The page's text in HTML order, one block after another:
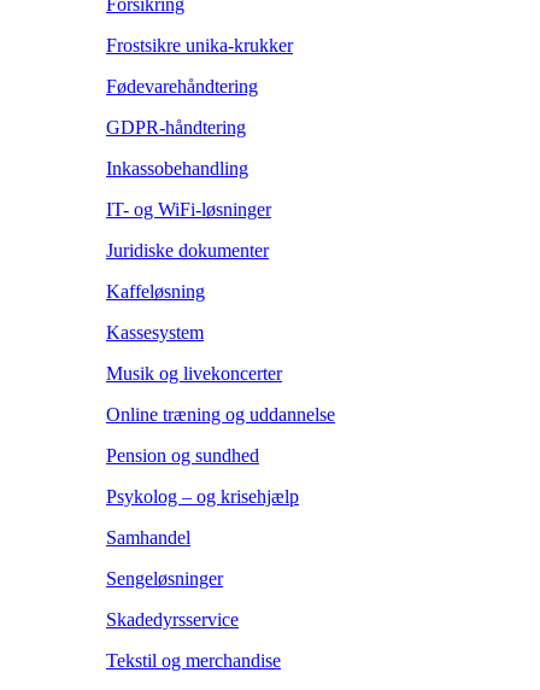
Forsikring
Frostsikre unika-krukker
Fødevarehåndtering
GDPR-håndtering
Inkassobehandling
IT- og WiFi-løsninger
Juridiske dokumenter
Kaffeløsning
Kassesystem
Musik og livekoncerter
Online træning og uddannelse
Pension og sundhed
Psykolog – og krisehjælp
Samhandel
Sengeløsninger
Skadedyrsservice
Tekstil og merchandise